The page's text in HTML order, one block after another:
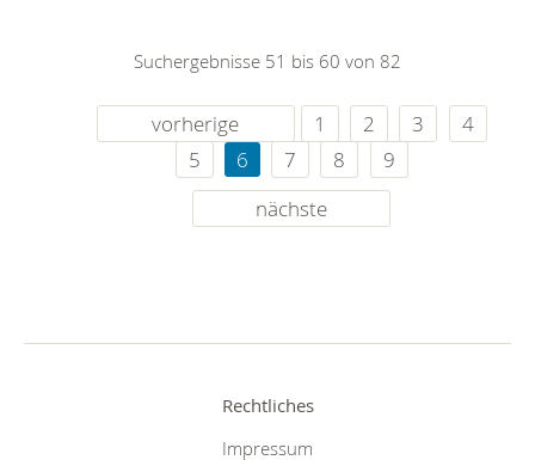
Suchergebnisse 51 bis 60 von 82
vorherige 1 2 3
4
5
6 7 8
9
nächste
Rechtliches
Impressum